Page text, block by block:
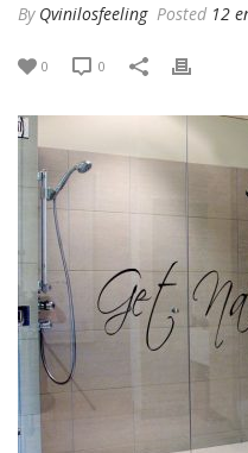
By Qvinilosfeeling Posted 12
0 0